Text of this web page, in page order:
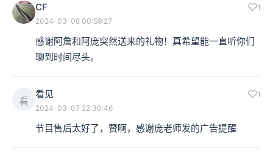
CF 1
2024-03-08 00:59:27
感谢阿詹和阿庞突然送来的礼物！真希望能一直听你们
聊到时间尽头。
看
看见 1
2024-03-07 22:30:46
节目售后太好了，赞啊，感谢庞老师发的广告提醒